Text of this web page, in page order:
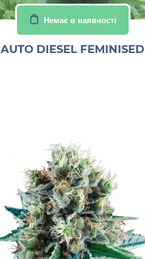
Немає в наявності
AUTO DIESEL FEMINISED